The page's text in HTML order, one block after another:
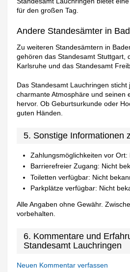
für den großen Tag.
Andere Standesämter in
Zu weiteren Standesämtern in
gehören das Standesamt Stuttgart,
Karlsruhe und das Standesamt
Das Standesamt Lauchringen sticht
charmante Atmosphäre und seinen
hervor. Ob Geburtsurkunde oder
guten Händen.
5. Sonstige Informationen
Zahlungsmöglichkeiten vor Ort:
Barrierefreier Zugang: Nicht
Toiletten verfügbar: Nicht
Parkplätze verfügbar: Nicht
Alle Angaben ohne Gewähr.
vorbehalten.
6. Kommentare und
Standesamt Lauchringen
Neuen Kommentar verfassen